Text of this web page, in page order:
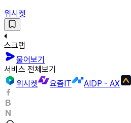
위시켓
스크랩
물어보기
서비스 전체보기
위시켓
요즘IT AIDP - AX